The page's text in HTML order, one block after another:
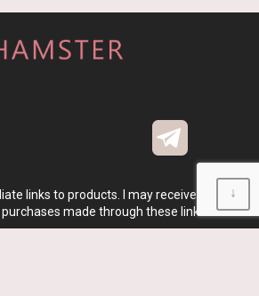
links to products. I may receive a small
made through these links.
↓